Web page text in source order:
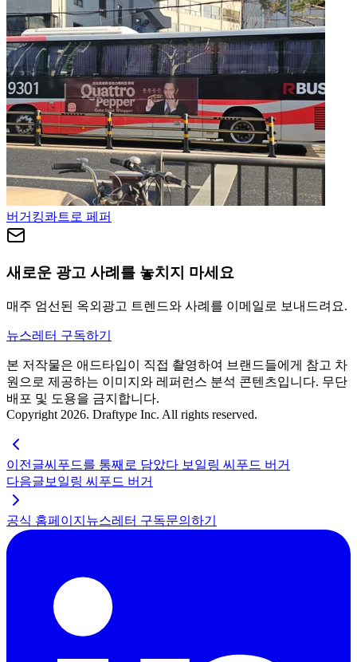
버거킹콰트로 페퍼
새로운 광고 사례를 놓치지 마세요
매주 엄선된 옥외광고 트렌드와 사례를 이메일로 보내드려요.
뉴스레터 구독하기
본 저작물은 애드타입이 직접 촬영하여 브랜드들에게 참고 차
원으로 제공하는 이미지와 레퍼런스 분석 콘텐츠입니다. 무단
배포 및 도용을 금지합니다.
Copyright 2026. Draftype Inc. All rights reserved.
이전글씨푸드를 통째로 담았다 보일링 씨푸드 버거
다음글 보일링 씨푸드 버거
공식 홈페이지 뉴스레터 구독문의하기